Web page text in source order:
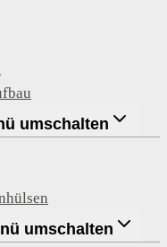
umschalten
umschalten